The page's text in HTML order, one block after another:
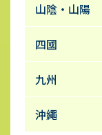
山陰・山陽
四國
九州
沖繩